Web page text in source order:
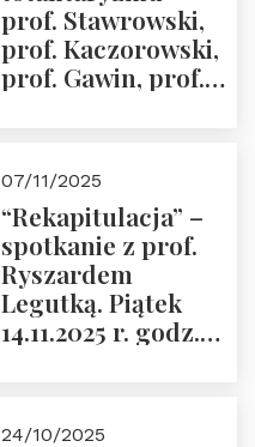
godz. 18:00.
prof. Stawrowski,
prof. Kaczorowski,
prof. Gawin, prof.
07/11/2025
“Rekapitulacja” –
spotkanie z prof.
Ryszardem
Legutką. Piątek
14.11.2025 r. godz.
24/10/2025